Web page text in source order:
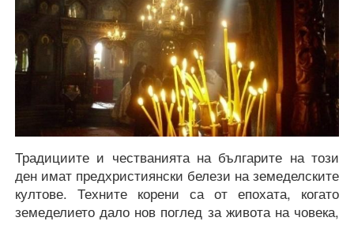
Традициите и честванията на българите на този
ден имат предхристиянски белези на земеделските
култове. Техните корени са от епохата, когато
земеделието дало нов поглед за живота на човека,